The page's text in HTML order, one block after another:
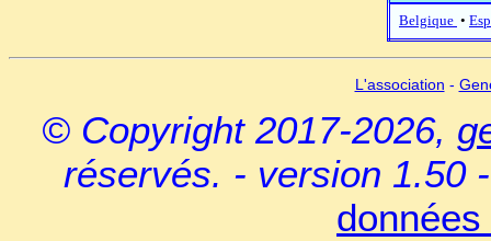
Belgique •
L'association -
© Copyright 2017-2026,
réservés. - version 1.50